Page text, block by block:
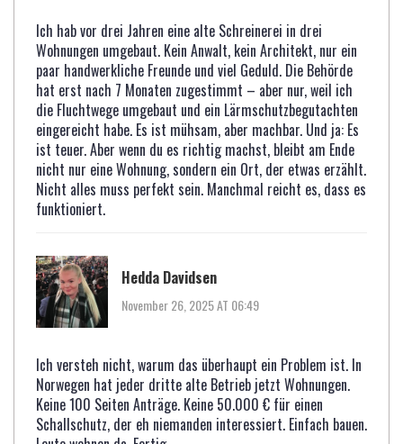
Ich hab vor drei Jahren eine alte Schreinerei in drei
Wohnungen umgebaut. Kein Anwalt, kein Architekt, nur ein
paar handwerkliche Freunde und viel Geduld. Die Behörde
hat erst nach 7 Monaten zugestimmt – aber nur, weil ich
die Fluchtwege umgebaut und ein Lärmschutzbegutachten
eingereicht habe. Es ist mühsam, aber machbar. Und ja: Es
ist teuer. Aber wenn du es richtig machst, bleibt am Ende
nicht nur eine Wohnung, sondern ein Ort, der etwas erzählt.
Nicht alles muss perfekt sein. Manchmal reicht es, dass es
funktioniert.
Hedda Davidsen
November 26, 2025 AT 06:49
Ich versteh nicht, warum das überhaupt ein Problem ist. In
Norwegen hat jeder dritte alte Betrieb jetzt Wohnungen.
Keine 100 Seiten Anträge. Keine 50.000 € für einen
Schallschutz, der eh niemanden interessiert. Einfach bauen.